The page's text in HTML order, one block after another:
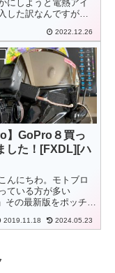
にしようと電熱アイ
した訳なんですが、
まいました。先月購
こちら。デスクワー
できるアイテムだっ
どね。
2022.12.26
】GoPro８買っ
した！[FXDL][ハ
んにちわ。モトブロ
ている方が多い
その最新版をポッチっ
2019.11.18 2024.05.23